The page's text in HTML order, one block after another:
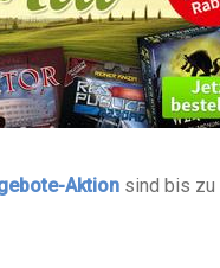
Aktion sind bis zu